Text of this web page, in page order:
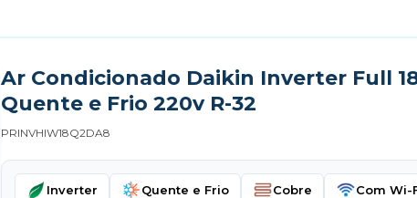
Ar Condicionado Daikin Inverter Full
Quente e Frio 220v R-32
PRINVHIW18Q2DA8
Inverter Quente e Frio Cobre Com Wi-